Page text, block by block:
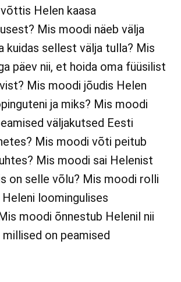
Helen kaasa
Mis moodi näeb välja
kuidas sellest välja tulla? Mis
päev nii, et hoida oma füüsilist
Mis moodi jõudis Helen
ja miks? Mis moodi
väljakutsed Eesti
Mis moodi võti peitub
Mis moodi sai Helenist
on selle võlu? Mis moodi rolli
loomingulises
moodi õnnestub Helenil nii
millised on peamised